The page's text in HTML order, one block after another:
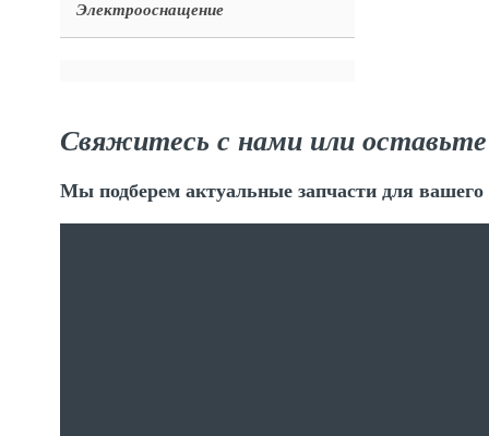
Электрооснащение
Свяжитесь с нами или оставьте
Мы подберем актуальные запчасти для вашего